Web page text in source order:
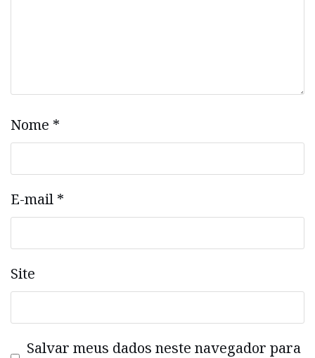
Nome *
E-mail *
Site
Salvar meus dados neste navegador para